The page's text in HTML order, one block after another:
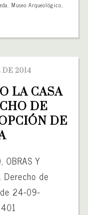
, Museo Arqueológico,
2014
LA CASA
DE
DE
OBRAS Y
de
24-09-